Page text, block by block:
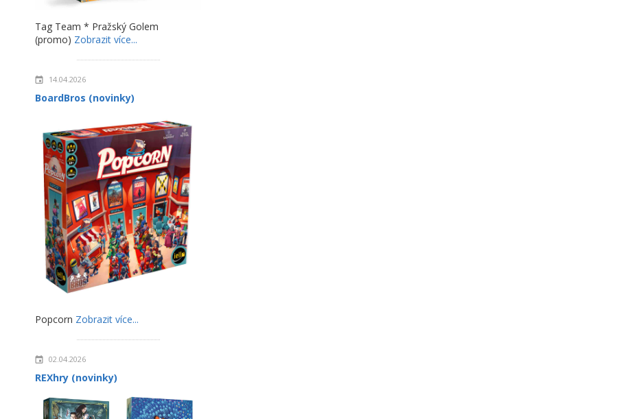
Tag Team * Pražský Golem
(promo) Zobrazit více...
14.04.2026
BoardBros (novinky)
Popcorn Zobrazit více...
02.04.2026
REXhry (novinky)